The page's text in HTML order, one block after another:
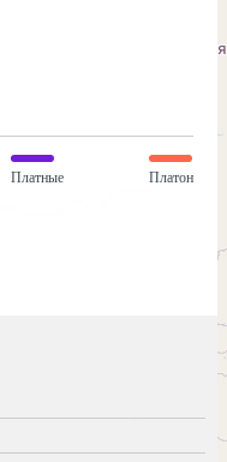
Платные Платон